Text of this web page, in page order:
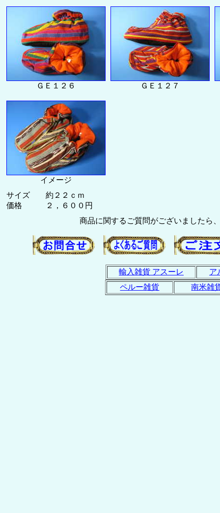
ＧＥ１２６ ＧＥ１２７
イメージ
サイズ 約２２ｃｍ
価格 ２，６００円
商品に関するご質問がございましたら
輸入雑貨 アスーレ
ア
ペルー雑貨
南米雑